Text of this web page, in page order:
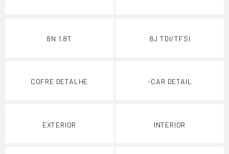
8N 1.8T 8J TDI/TFSI
COFRE DETALHE -CAR DETAIL
EXTERIOR INTERIOR